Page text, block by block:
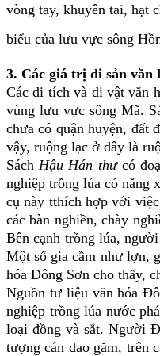
vòng tay, khuyên tai, hạt
biểu của lưu vực sông
3. Các giá trị di sản văn
Các di tích và di vật văn
vùng lưu vực sông Mã.
chưa có quận huyện, đất
vậy, ruộng lạc ở đây là
Sách Hậu Hán thưcó
nghiệp trồng lúa có năng
cụ này tthích hợp với
các bàn nghiền, chày
Bên cạnh trồng lúa,
Một số gia cầm như lợn,
hóa Đông Sơn cho thấy,
Nguồn tư liệu văn hóa
nghiệp trồng lúa nước
loại đồng và sắt. Người
tượng cán dao găm, trên